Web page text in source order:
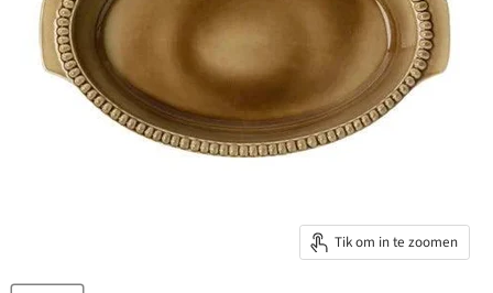
Tik om in te zoomen